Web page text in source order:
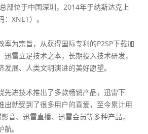
部位于中国深圳，2014年于纳斯达克上
XNET）。
率为宗旨，从获得国际专利的P2SP下载加
雷立足技术之本，长期投入技术研发，
展、人类文明演进的美好愿望。
先进技术推出了多款畅销产品，迅雷下
出就受到了很多用户的喜爱，至今累计用
音、迅雷直播、迅雷会员等多种产品，
。